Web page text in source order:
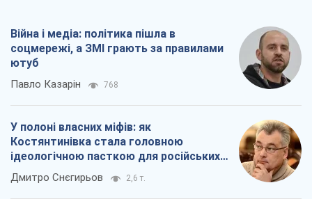
Війна і медіа: політика пішла в
соцмережі, а ЗМІ грають за правилами
ютуб
Павло Казарін 768
У полоні власних міфів: як
Костянтинівка стала головною
ідеологічною пасткою для російських
окупантів
Дмитро Снєгирьов 2,6 т.